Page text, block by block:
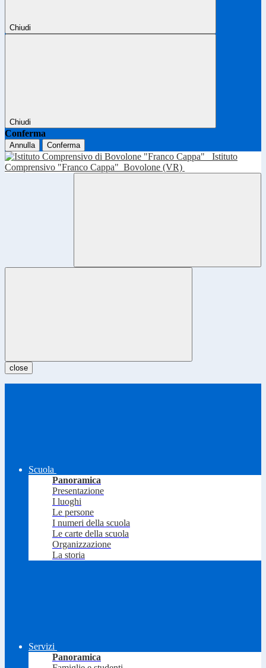
Chiudi
Chiudi
Conferma
Annulla Conferma
Istituto
Comprensivo "Franco Cappa" Bovolone (VR)
close
Scuola
Panoramica
Presentazione
I luoghi
Le persone
I numeri della scuola
Le carte della scuola
Organizzazione
La storia
Servizi
Panoramica